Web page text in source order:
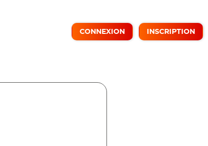
CONNEXION INSCRIPTION